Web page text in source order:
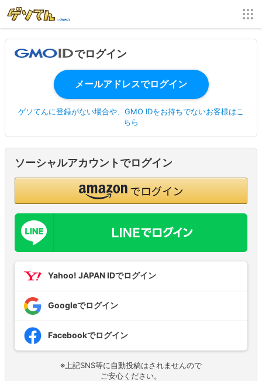
でログイン
ゲソてんに登録がない場合や、GMO IDをお持ちでないお客様はこ
ちら
ソーシャルアカウントでログイン
Yahoo! JAPAN IDでログイン
Googleでログイン
Facebookでログイン
※上記SNS等に自動投稿はされませんので
ご安心ください。